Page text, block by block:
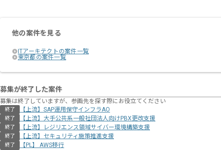
他の案件を見る
ITアーキテクトの案件一覧
東京都の案件一覧
募集が終了した案件
募集は終了していますが、参画先を探す際にお役立てください
終了 【上流】SAP運用保守インフラAO
終了 【上流】大手公共系一般社団法人向けPBX更改支援
終了 【上流】レジリエンス領域サイバー環境構築支援
終了 【上流】セキュリティ施策推進支援
終了 【PL】 AWS移行